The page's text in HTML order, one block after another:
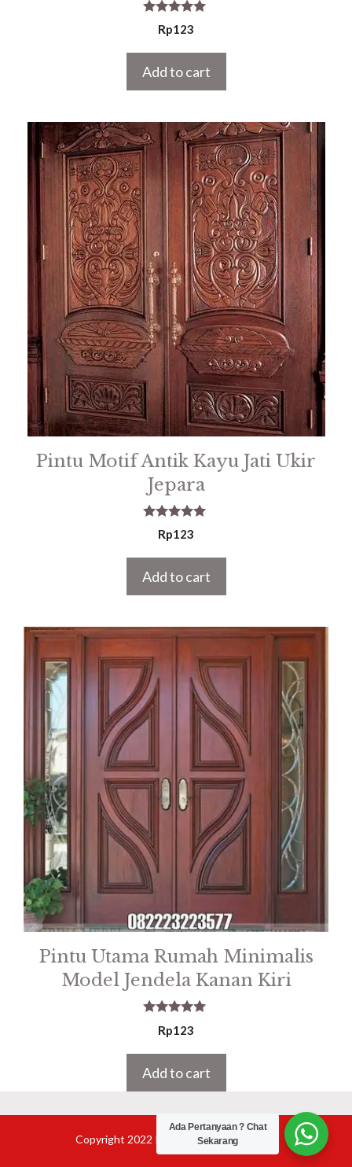
5.00
out of 5
Rp123
Add to cart
Pintu Motif Antik Kayu Jati Ukir
Jepara
5.00
out of 5
Rp123
Add to cart
Pintu Utama Rumah Minimalis
Model Jendela Kanan Kiri
5.00
out of 5
Rp123
Add to cart
Copyright 2022 Product Furniture Jepara
Ada Pertanyaan ? Chat
Sekarang